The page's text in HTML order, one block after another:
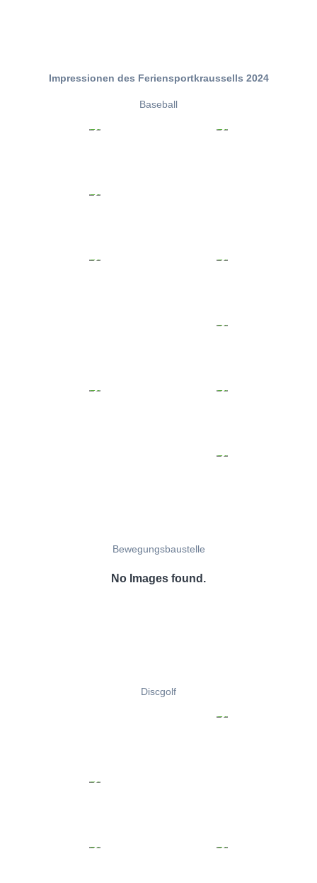
Impressionen des Feriensportkraussells 2024
Baseball
Bewegungsbaustelle
No Images found.
Discgolf